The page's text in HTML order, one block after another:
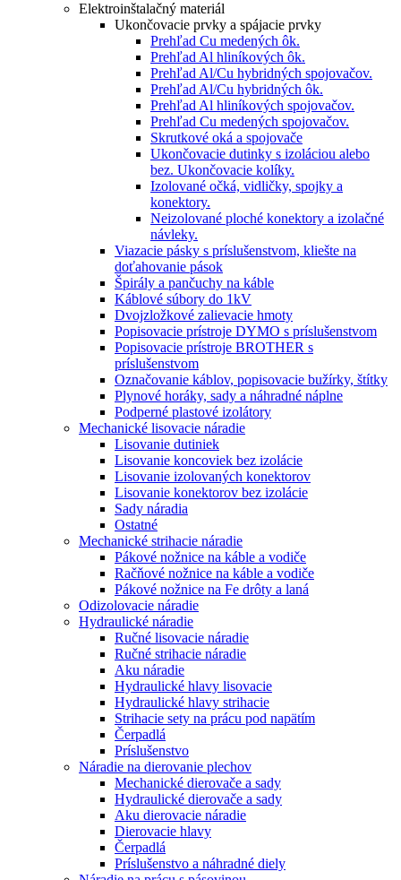
Elektroinštalačný materiál
Ukončovacie prvky a spájacie prvky
Prehľad Cu medených ôk.
Prehľad Al hliníkových ôk.
Prehľad Al/Cu hybridných spojovačov.
Prehľad Al/Cu hybridných ôk.
Prehľad Al hliníkových spojovačov.
Prehľad Cu medených spojovačov.
Skrutkové oká a spojovače
Ukončovacie dutinky s izoláciou alebo
bez. Ukončovacie kolíky.
Izolované očká, vidličky, spojky a
konektory.
Neizolované ploché konektory a izolačné
návleky.
Viazacie pásky s príslušenstvom, kliešte na
doťahovanie pások
Špirály a pančuchy na káble
Káblové súbory do 1kV
Dvojzložkové zalievacie hmoty
Popisovacie prístroje DYMO s príslušenstvom
Popisovacie prístroje BROTHER s
príslušenstvom
Označovanie káblov, popisovacie bužírky, štítky
Plynové horáky, sady a náhradné náplne
Podperné plastové izolátory
Mechanické lisovacie náradie
Lisovanie dutiniek
Lisovanie koncoviek bez izolácie
Lisovanie izolovaných konektorov
Lisovanie konektorov bez izolácie
Sady náradia
Ostatné
Mechanické strihacie náradie
Pákové nožnice na káble a vodiče
Račňové nožnice na káble a vodiče
Pákové nožnice na Fe drôty a laná
Odizolovacie náradie
Hydraulické náradie
Ručné lisovacie náradie
Ručné strihacie náradie
Aku náradie
Hydraulické hlavy lisovacie
Hydraulické hlavy strihacie
Strihacie sety na prácu pod napätím
Čerpadlá
Príslušenstvo
Náradie na dierovanie plechov
Mechanické dierovače a sady
Hydraulické dierovače a sady
Aku dierovacie náradie
Dierovacie hlavy
Čerpadlá
Príslušenstvo a náhradné diely